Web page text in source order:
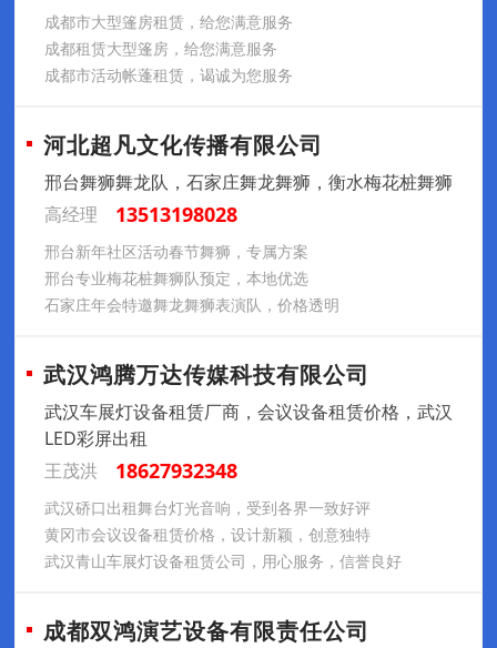
成都市大型篷房租赁，给您满意服务
成都租赁大型篷房，给您满意服务
成都市活动帐蓬租赁，谒诚为您服务
河北超凡文化传播有限公司
邢台舞狮舞龙队，石家庄舞龙舞狮，衡水梅花桩舞狮
高经理
13513198028
邢台新年社区活动春节舞狮，专属方案
邢台专业梅花桩舞狮队预定，本地优选
石家庄年会特邀舞龙舞狮表演队，价格透明
武汉鸿腾万达传媒科技有限公司
武汉车展灯设备租赁厂商，会议设备租赁价格，武汉
LED彩屏出租
王茂洪
18627932348
武汉硚口出租舞台灯光音响，受到各界一致好评
黄冈市会议设备租赁价格，设计新颖，创意独特
武汉青山车展灯设备租赁公司，用心服务，信誉良好
成都双鸿演艺设备有限责任公司